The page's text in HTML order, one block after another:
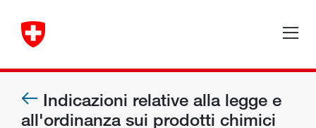
Indicazioni relative alla legge e
all'ordinanza sui prodotti chimici